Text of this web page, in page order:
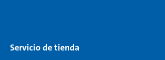
Servicio de tienda